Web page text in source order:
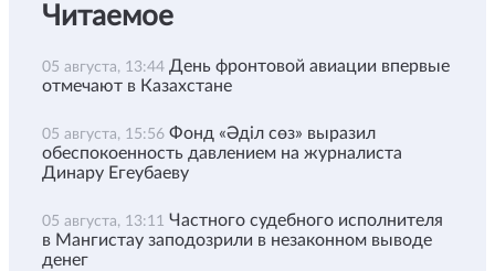
Читаемое
05 августа, 13:44 День фронтовой авиации впервые
отмечают в Казахстане
05 августа, 15:56 Фонд «Әділ сөз» выразил
обеспокоенность давлением на журналиста
Динару Егеубаеву
05 августа, 13:11 Частного судебного исполнителя
в Мангистау заподозрили в незаконном выводе
денег